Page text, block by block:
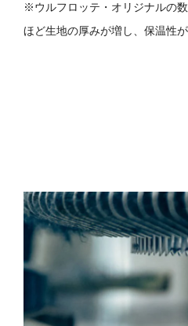
※ウルフロッテ・オリジナルの
ほど生地の厚みが増し、保温性が